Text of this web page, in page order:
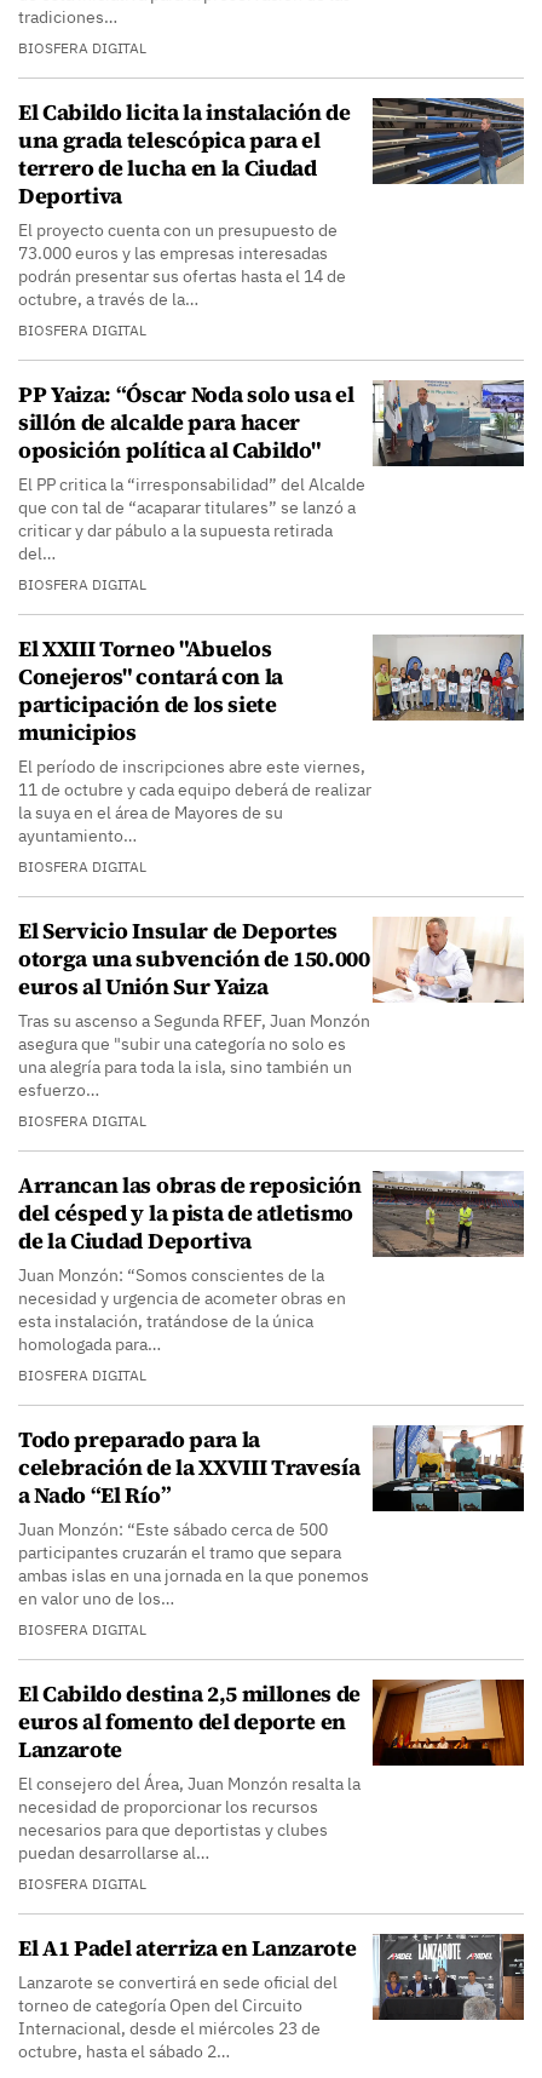
tradiciones…
BIOSFERA DIGITAL
El Cabildo licita la instalación de
una grada telescópica para el
terrero de lucha en la Ciudad
Deportiva
El proyecto cuenta con un presupuesto de
73.000 euros y las empresas interesadas
podrán presentar sus ofertas hasta el 14 de
octubre, a través de la…
BIOSFERA DIGITAL
PP Yaiza: “Óscar Noda solo usa el
sillón de alcalde para hacer
oposición política al Cabildo"
El PP critica la “irresponsabilidad” del Alcalde
que con tal de “acaparar titulares” se lanzó a
criticar y dar pábulo a la supuesta retirada
del…
BIOSFERA DIGITAL
El XXIII Torneo "Abuelos
Conejeros" contará con la
participación de los siete
municipios
El período de inscripciones abre este viernes,
11 de octubre y cada equipo deberá de realizar
la suya en el área de Mayores de su
ayuntamiento…
BIOSFERA DIGITAL
El Servicio Insular de Deportes
otorga una subvención de 150.000
euros al Unión Sur Yaiza
Tras su ascenso a Segunda RFEF, Juan Monzón
asegura que "subir una categoría no solo es
una alegría para toda la isla, sino también un
esfuerzo…
BIOSFERA DIGITAL
Arrancan las obras de reposición
del césped y la pista de atletismo
de la Ciudad Deportiva
Juan Monzón: “Somos conscientes de la
necesidad y urgencia de acometer obras en
esta instalación, tratándose de la única
homologada para…
BIOSFERA DIGITAL
Todo preparado para la
celebración de la XXVIII Travesía
a Nado “El Río”
Juan Monzón: “Este sábado cerca de 500
participantes cruzarán el tramo que separa
ambas islas en una jornada en la que ponemos
en valor uno de los…
BIOSFERA DIGITAL
El Cabildo destina 2,5 millones de
euros al fomento del deporte en
Lanzarote
El consejero del Área, Juan Monzón resalta la
necesidad de proporcionar los recursos
necesarios para que deportistas y clubes
puedan desarrollarse al…
BIOSFERA DIGITAL
El A1 Padel aterriza en Lanzarote
Lanzarote se convertirá en sede oficial del
torneo de categoría Open del Circuito
Internacional, desde el miércoles 23 de
octubre, hasta el sábado 2…